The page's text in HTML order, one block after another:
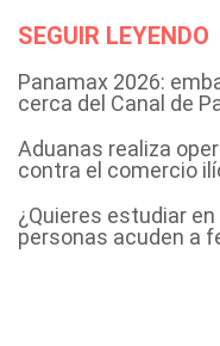
SEGUIR LEYENDO
Panamax 2026:
cerca del Canal de
Aduanas realiza
contra el comercio
¿Quieres estudiar
personas acuden a